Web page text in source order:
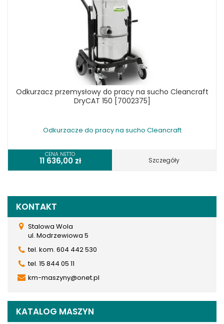
Odkurzacz przemysłowy do pracy na sucho Cleancraft
DryCAT 150 [7002375]
Odkurzacze do pracy na sucho Cleancraft
CENA NETTO
11 636,00 zł Szczegóły
KONTAKT
Stalowa Wola
ul. Modrzewiowa 5
tel. kom. 604 442 530
tel. 15 844 05 11
km-maszyny@onet.pl
KATALOG MASZYN